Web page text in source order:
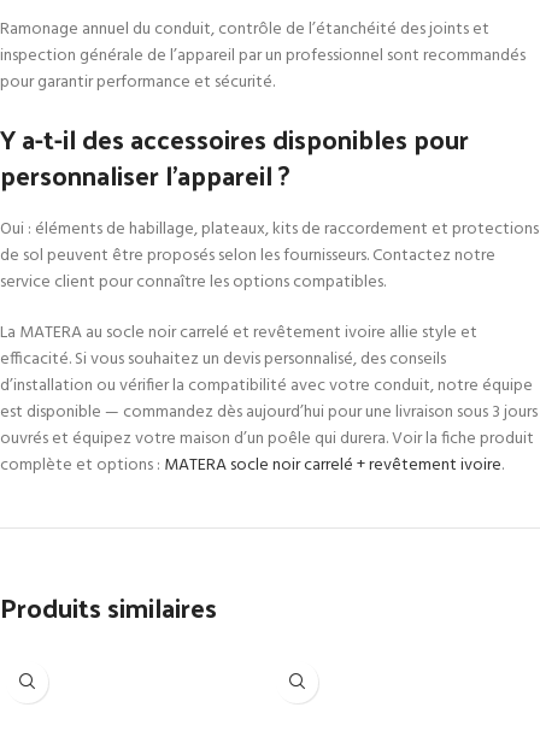
Ramonage annuel du conduit, contrôle de l’étanchéité des joints et
inspection générale de l’appareil par un professionnel sont recommandés
pour garantir performance et sécurité.
Y a-t-il des accessoires disponibles pour
personnaliser l’appareil ?
Oui : éléments de habillage, plateaux, kits de raccordement et protections
de sol peuvent être proposés selon les fournisseurs. Contactez notre
service client pour connaître les options compatibles.
La MATERA au socle noir carrelé et revêtement ivoire allie style et
efficacité. Si vous souhaitez un devis personnalisé, des conseils
d’installation ou vérifier la compatibilité avec votre conduit, notre équipe
est disponible — commandez dès aujourd’hui pour une livraison sous 3 jours
ouvrés et équipez votre maison d’un poêle qui durera. Voir la fiche produit
complète et options : MATERA socle noir carrelé + revêtement ivoire.
Produits similaires